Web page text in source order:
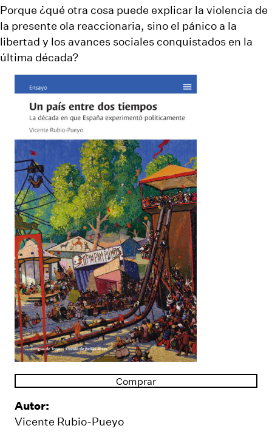
Porque ¿qué otra cosa puede explicar la violencia de
la presente ola reaccionaria, sino el pánico a la
libertad y los avances sociales conquistados en la
última década?
Comprar
Autor:
Vicente Rubio-Pueyo